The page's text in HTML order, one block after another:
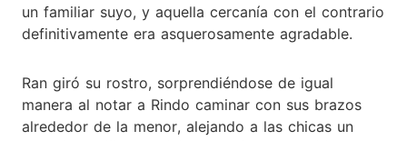
un familiar suyo, y aquella cercanía con el contrario
definitivamente era asquerosamente agradable.
Ran giró su rostro, sorprendiéndose de igual
manera al notar a Rindo caminar con sus brazos
alrededor de la menor, alejando a las chicas un